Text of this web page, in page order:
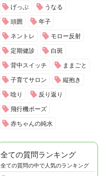
げっぷ うなる
頭囲 年子
ネントレ モロー反射
定期健診 白斑
背中スイッチ ままごと
子育てサロン 縦抱き
唸り 反り返り
飛行機ポーズ
赤ちゃんの純水
全ての質問ランキング
全ての質問の中で人気のランキング